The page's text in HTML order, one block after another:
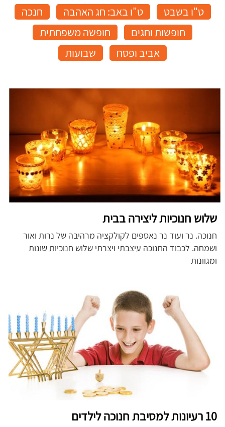
ט"ו בשבט
ט"ו באב: חג האהבה
חנכה
חופשות וחגים
חופשה משפחתית
אביב ופסח
שבועות
שלוש חנוכיות ליצירה בבית
חנוכה. נר ועוד נר נאספים לקולקציה מרהיבה של נרות ואור
ושמחה. לכבוד החנוכה עיצבתי ויצרתי שלוש חנוכיות שונות
ומגוונות
10 רעיונות למסיבת חנוכה לילדים